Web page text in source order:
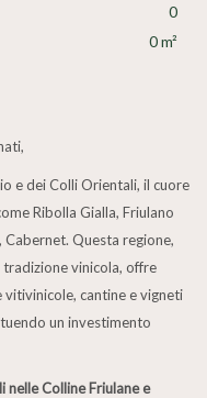
0
0 m²
e dei Colli Orientali, il cuore
Ribolla Gialla, Friulano
Questa regione,
tradizione vinicola, offre
cantine e vigneti
un investimento
nelle Colline Friulane e